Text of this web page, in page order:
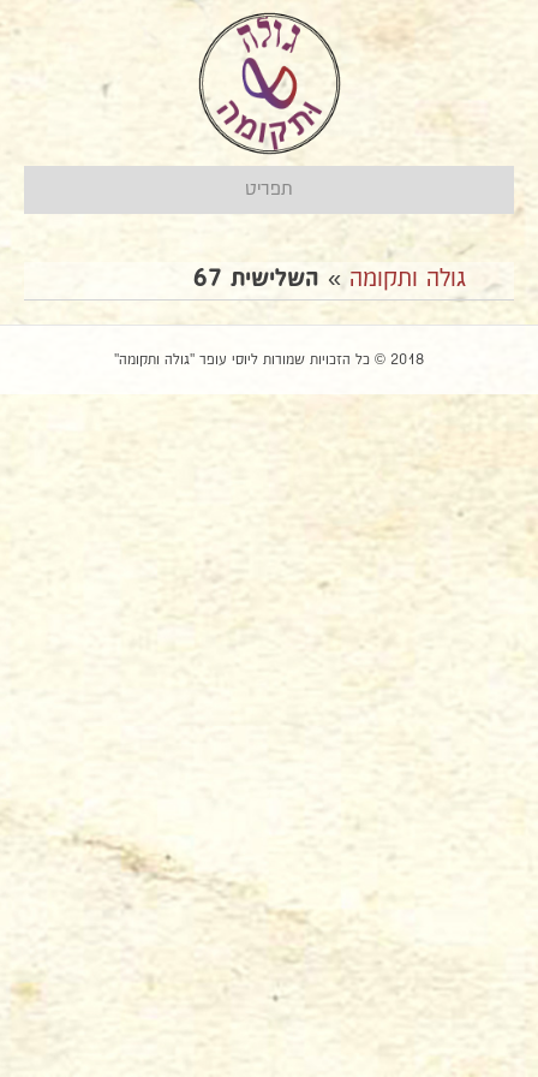
תפריט
גולה ותקומה » השלישית 67
2018 © כל הזכויות שמורות ליוסי עופר "גולה ותקומה"